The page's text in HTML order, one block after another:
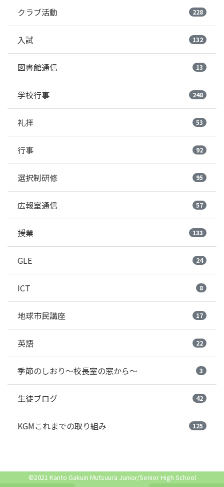
クラブ活動 228
入試 132
図書館通信 13
学校行事 248
礼拝 53
行事 92
選択制研修 95
広報室通信 57
授業 133
GLE 24
ICT 8
地球市民講座 17
英語 22
季節のしおり～校長室の窓から～ 3
生徒ブログ 42
KGMこれまでの取り組み 125
©2021 Kanto Gakuin Mutsuura Junior/Senior High School